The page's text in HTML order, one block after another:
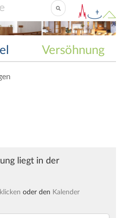
Versöhnung
liegt in der
oder den Kalender